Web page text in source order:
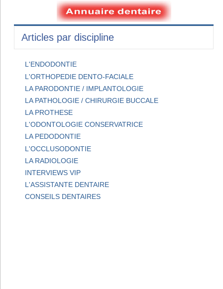
Articles par discipline
L'ENDODONTIE
L'ORTHOPEDIE DENTO-FACIALE
LA PARODONTIE / IMPLANTOLOGIE
LA PATHOLOGIE / CHIRURGIE BUCCALE
LA PROTHESE
L'ODONTOLOGIE CONSERVATRICE
LA PEDODONTIE
L'OCCLUSODONTIE
LA RADIOLOGIE
INTERVIEWS VIP
L'ASSISTANTE DENTAIRE
CONSEILS DENTAIRES